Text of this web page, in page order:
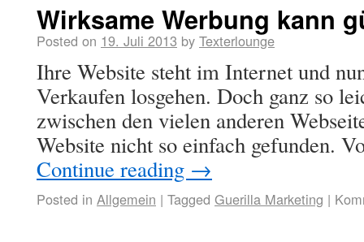
Wirksame Werbung kann
Posted on 19. Juli 2013 by Texterlounge
Ihre Website steht im Internet und
Verkaufen losgehen. Doch ganz so
zwischen den vielen anderen
Website nicht so einfach gefunden.
Continue reading →
Posted in Allgemein | Tagged Guerilla Marketing |